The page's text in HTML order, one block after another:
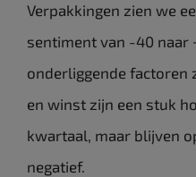
Verpakkingen zien we
sentiment van -40 naar
onderliggende factoren
en winst zijn een stuk
kwartaal, maar blijven
negatief.